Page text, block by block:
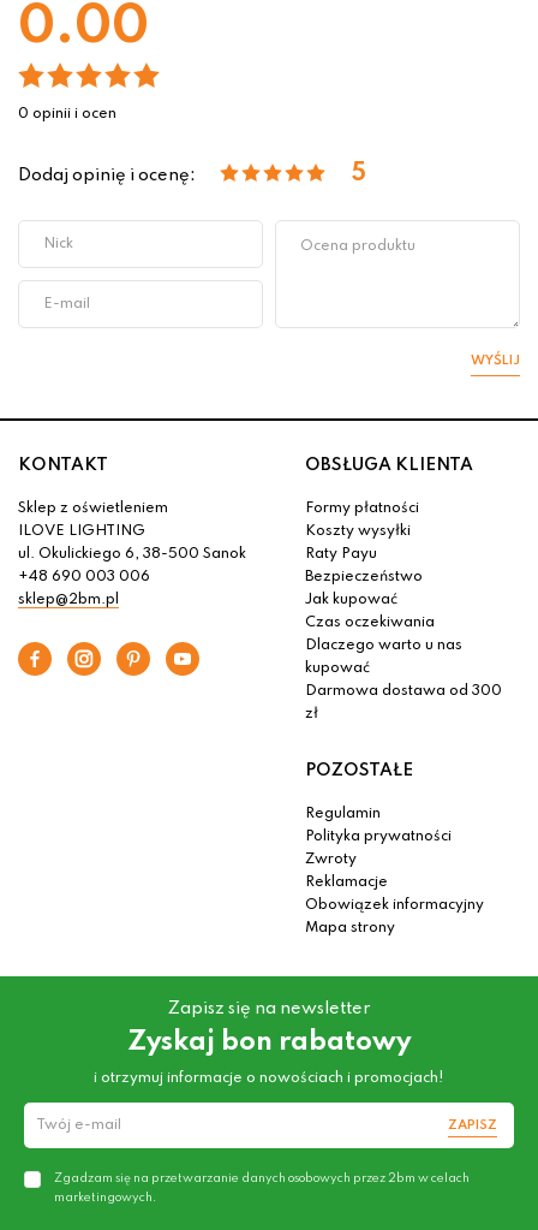
0.00
0 opinii i ocen
Dodaj opinię i ocenę: 5
WYŚLIJ
KONTAKT
Sklep z oświetleniem
ILOVE LIGHTING
ul. Okulickiego 6, 38-500 Sanok
+48 690 003 006
sklep@2bm.pl
OBSŁUGA KLIENTA
Formy płatności
Koszty wysyłki
Raty Payu
Bezpieczeństwo
Jak kupować
Czas oczekiwania
Dlaczego warto u nas
kupować
Darmowa dostawa od 300
zł
POZOSTAŁE
Regulamin
Polityka prywatności
Zwroty
Reklamacje
Obowiązek informacyjny
Mapa strony
Zapisz się na newsletter
Zyskaj bon rabatowy
i otrzymuj informacje o nowościach i promocjach!
ZAPISZ
Zgadzam się na przetwarzanie danych osobowych przez 2bm w celach
marketingowych.